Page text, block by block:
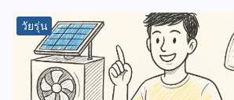
วัยรุ่น